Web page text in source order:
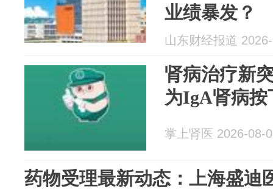
业绩暴发？
山东财经报道
肾病治疗新
为IgA肾病按
掌上肾医 2026-08-
药物受理最新动态：上海盛迪